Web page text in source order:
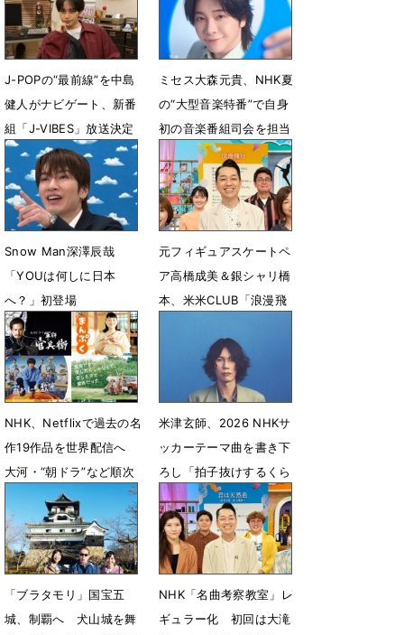
J-POPの“最前線”を中島
健人がナビゲート、新番
組「J-VIBES」放送決定
7月6日 15時42分
ミセス大森元貴、NHK夏
の“大型音楽特番”で自身
初の音楽番組司会を担当
「お声がけいただき大変
光栄」
6月30日 13時23分
Snow Man深澤辰哉
「YOUは何しに日本
へ？」初登場
5月30日 17時01分
元フィギュアスケートペ
ア高橋成美＆銀シャリ橋
本、米米CLUB「浪漫飛
5月22日 07時00分
NHK、Netflixで過去の名
作19作品を世界配信へ
大河・“朝ドラ”など順次
5月20日 15時00分
米津玄師、2026 NHKサ
ッカーテーマ曲を書き下
ろし「拍子抜けするくら
い個人的な曲でした」
4月28日 07時00分
「ブラタモリ」国宝五
城、制覇へ 犬山城を舞
NHK「名曲考察教室」レ
ギュラー化 初回は大滝